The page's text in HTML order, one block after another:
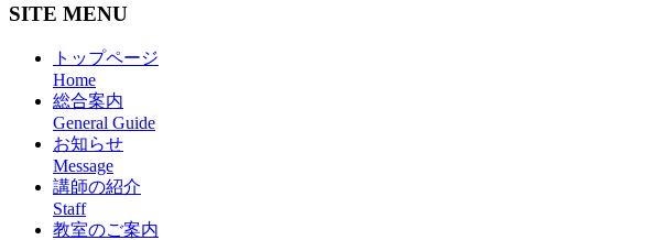
SITE MENU
トップページ
Home
総合案内
General Guide
お知らせ
Message
講師の紹介
Staff
教室のご案内